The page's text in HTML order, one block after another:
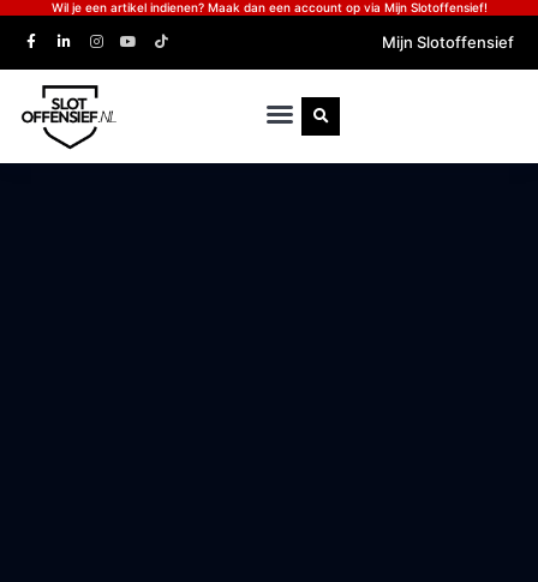
Wil je een artikel indienen? Maak dan een account op via Mijn Slotoffensief!
Mijn Slotoffensief